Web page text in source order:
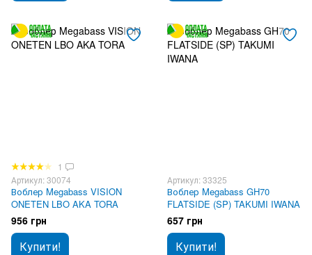
1
Артикул: 30074
Воблер Megabass VISION
ONETEN LBO AKA TORA
956 грн
Купити!
Артикул: 33325
Воблер Megabass GH70
FLATSIDE (SP) TAKUMI IWANA
657 грн
Купити!